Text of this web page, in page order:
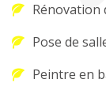
Rénovation
Pose de
Peintre en